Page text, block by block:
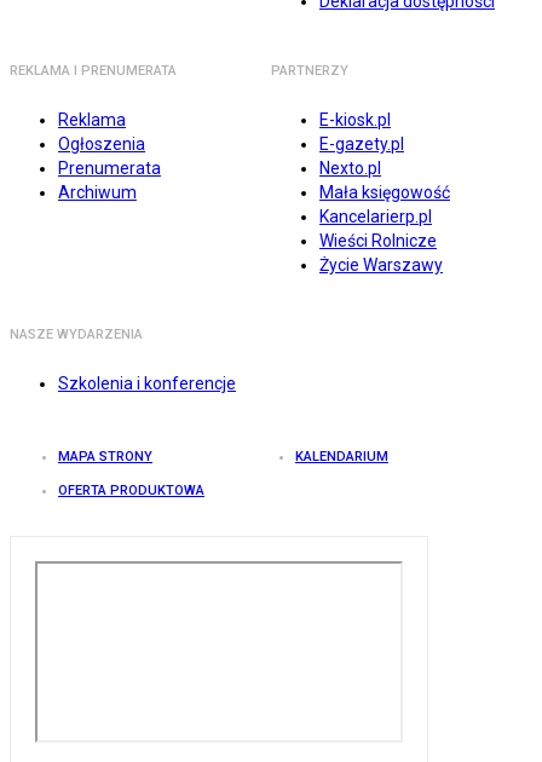
REKLAMA I PRENUMERATA
Reklama
Ogłoszenia
Prenumerata
Archiwum
PARTNERZY
E-kiosk.pl
E-gazety.pl
Nexto.pl
Mała księgowość
Kancelarierp.pl
Wieści Rolnicze
Życie Warszawy
NASZE WYDARZENIA
Szkolenia i konferencje
MAPA STRONY KALENDARIUM
OFERTA PRODUKTOWA